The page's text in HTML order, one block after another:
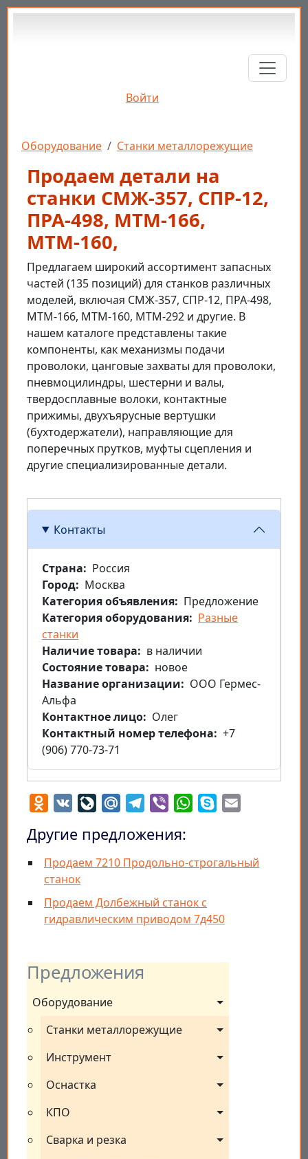
Перейти к основному содержанию
Войти
Строка навигации
Оборудование Станки металлорежущие
Предложения
Оборудование
Станки металлорежущие
Инструмент
Оснастка
КПО
Сварка и резка
Продаем детали на
станки СМЖ-357, СПР-12,
ПРА-498, МТМ-166,
МТМ-160,
Предлагаем широкий ассортимент запасных
частей (135 позиций) для станков различных
моделей, включая СМЖ-357, СПР-12, ПРА-498,
МТМ-166, МТМ-160, МТМ-292 и другие. В
нашем каталоге представлены такие
компоненты, как механизмы подачи
проволоки, цанговые захваты для проволоки,
пневмоцилиндры, шестерни и валы,
твердосплавные волоки, контактные
прижимы, двухъярусные вертушки
(бухтодержатели), направляющие для
поперечных прутков, муфты сцепления и
другие специализированные детали.
Контакты
Страна
Россия
Город
Москва
Категория объявления
Предложение
Категория оборудования
Разные
станки
Наличие товара
в наличии
Состояние товара
новое
Название организации
ООО Гермес-
Альфа
Контактное лицо
Олег
Контактный номер телефона
+7
(906) 770-73-71
Odnoklassniki
VK LiveJournal
Mail.RuTelegram
Viber WhatsApp
Skype
Другие предложения:
Продаем 7210 Продольно-строгальный
станок
Продаем Долбежный станок с
гидравлическим приводом 7д450